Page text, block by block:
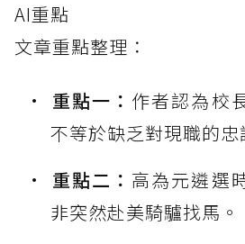
AI重點
文章重點整理：
重點一： 作者認為校
不等於缺乏對現職的忠
重點二： 高為元遴選
非突然赴美騎驢找馬。